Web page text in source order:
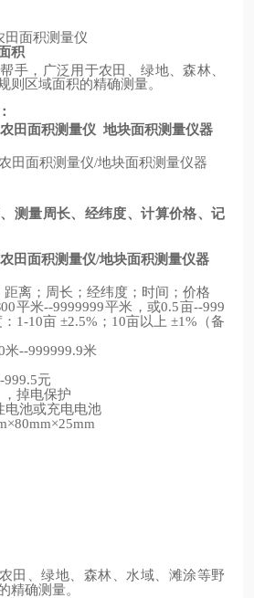
田面积测量仪
积
手，广泛用于农田、绿地、森林、
则区域面积的精确测量。
农田面积测量仪 地块面积测量仪器
农田面积测量仪/地块面积测量仪器
测量周长、经纬度、计算价格、记
农田面积测量仪/地块面积测量仪器
距离；周长；经纬度；时间；价格
00平米--9999999平米，或0.5亩--999
1-10亩 ±2.5% ； 10亩以上 ±1% （备
米--999999.9米
999.5元
，掉电保护
电池或充电电池
田、绿地、森林、水域、滩涂等野
精确测量。